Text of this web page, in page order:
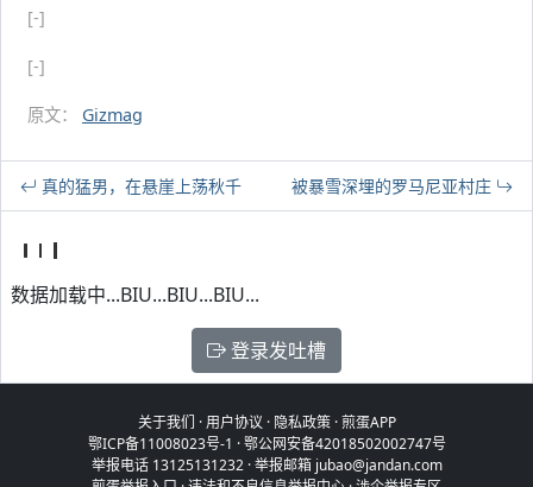
[-]
[-]
原文： Gizmag
真的猛男，在悬崖上荡秋千 被暴雪深埋的罗马尼亚村庄
数据加载中...BIU...BIU...BIU...
登录发吐槽
关于我们 ·用户协议 · 隐私政策·煎蛋APP
鄂ICP备11008023号-1 ·鄂公网安备42018502002747号
举报电话 13125131232 · 举报邮箱 jubao@jandan.com